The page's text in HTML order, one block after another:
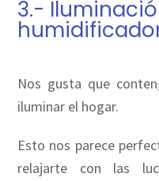
3.-
Nos gusta que
iluminar el hogar.
Esto nos parece
relajarte con las